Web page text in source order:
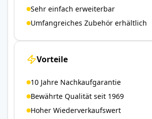
Sehr einfach erweiterbar
Umfangreiches Zubehör erhältlich
Vorteile
10 Jahre Nachkaufgarantie
Bewährte Qualität seit 1969
Hoher Wiederverkaufswert